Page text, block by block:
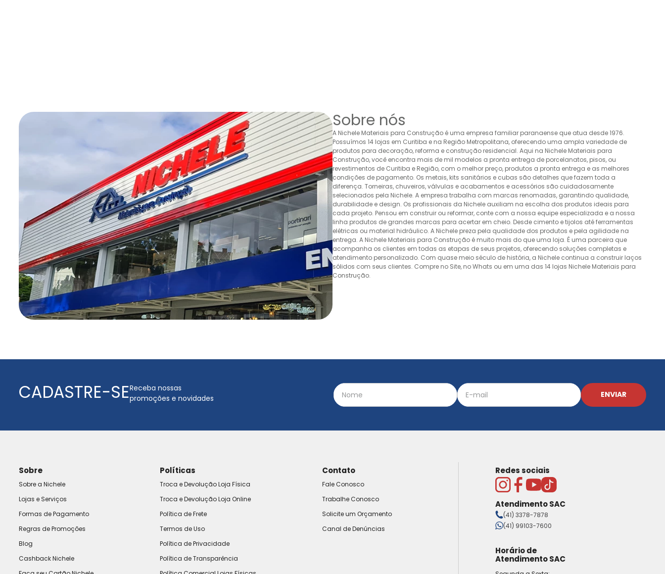
Sobre nós
A Nichele Materiais para Construção é uma empresa familiar paranaense que atua desde 1976.
Possuímos 14 lojas em Curitiba e na Região Metropolitana, oferecendo uma ampla variedade de
produtos para decoração, reforma e construção residencial. Aqui na Nichele Materiais para
Construção, você encontra mais de mil modelos a pronta entrega de porcelanatos, pisos, ou
revestimentos de Curitiba e Região, com o melhor preço, produtos a pronta entrega e as melhores
condições de pagamento. Os metais, kits sanitários e cubas são detalhes que fazem toda a
diferença. Torneiras, chuveiros, válvulas e acabamentos e acessórios são cuidadosamente
selecionados pela Nichele. A empresa trabalha com marcas renomadas, garantindo qualidade,
durabilidade e design. Os profissionais da Nichele auxiliam na escolha dos produtos ideais para
cada projeto. Pensou em construir ou reformar, conte com a nossa equipe especializada e a nossa
linha produtos de grandes marcas para acertar em cheio. Desde cimento e tijolos até ferramentas
elétricas ou material hidráulico. A Nichele preza pela qualidade dos produtos e pela agilidade na
entrega. A Nichele Materiais para Construção é muito mais do que uma loja. É uma parceira que
acompanha os clientes em todas as etapas de seus projetos, oferecendo soluções completas e
atendimento personalizado. Com quase meio século de história, a Nichele continua a construir laços
sólidos com seus clientes. Compre no Site, no Whats ou em uma das 14 lojas Nichele Materiais para
Construção.
CADASTRE-SEReceba nossas
promoções e novidades
ENVIAR
Sobre
Sobre a Nichele
Lojas e Serviços
Formas de Pagamento
Regras de Promoções
Blog
Cashback Nichele
Políticas
Troca e Devolução Loja Física
Troca e Devolução Loja Online
Política de Frete
Termos de Uso
Política de Privacidade
Política de Transparência
Contato
Fale Conosco
Trabalhe Conosco
Solicite um Orçamento
Canal de Denúncias
Redes sociais
Atendimento SAC
(41) 3378-7878
(41) 99103-7600
Horário de
Atendimento SAC